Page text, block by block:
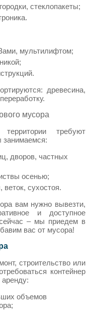
стеклопакеты;
мультилифтом;
древесина,
мусора
требуют
занимаемся:
дворов, частных
осенью;
сухостоя.
вам нужно вывезти,
и доступное
– мы приедем в
вас от мусора!
строительство или
контейнер
объемов